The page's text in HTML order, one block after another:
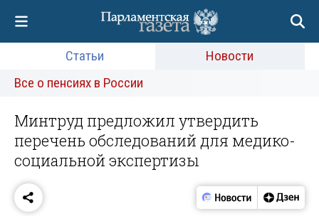
Статьи
Новости
Все о пенсиях в России
Минтруд предложил утвердить
перечень обследований для медико-
социальной экспертизы